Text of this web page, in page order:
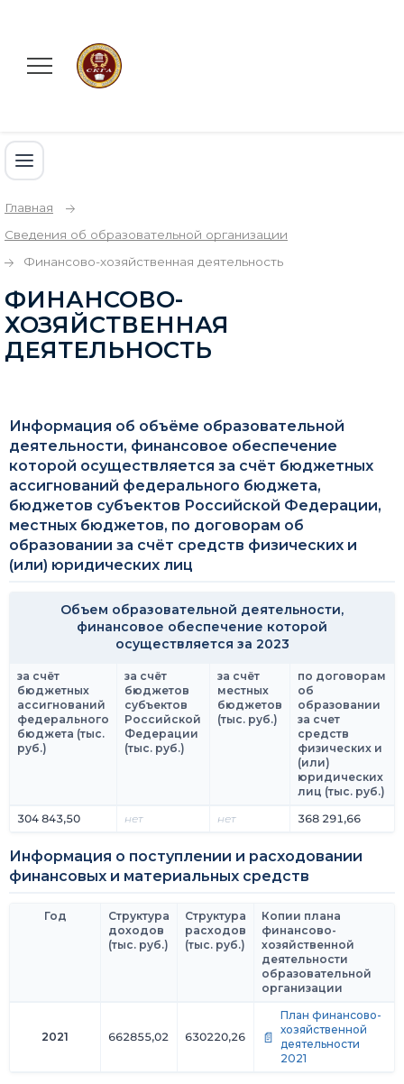
Главная
Сведения об образовательной организации
Финансово-хозяйственная деятельность
ФИНАНСОВО-
ХОЗЯЙСТВЕННАЯ
ДЕЯТЕЛЬНОСТЬ
Информация об объёме образовательной
деятельности, финансовое обеспечение
которой осуществляется за счёт бюджетных
ассигнований федерального бюджета,
бюджетов субъектов Российской Федерации,
местных бюджетов, по договорам об
образовании за счёт средств физических и
(или) юридических лиц
Объем образовательной деятельности,
финансовое обеспечение которой
осуществляется за 2023
за счёт
бюджетных
ассигнований
федерального
бюджета (тыс.
руб.)
за счёт
бюджетов
субъектов
Российской
Федерации
(тыс. руб.)
за счёт
местных
бюджетов
(тыс. руб.)
по договорам
об
образовании
за счет
средств
физических и
(или)
юридических
лиц (тыс. руб.)
304 843,50
нет нет 368 291,66
Информация о поступлении и расходовании
финансовых и материальных средств
Год
Структура
доходов
(тыс. руб.)
Структура
расходов
(тыс. руб.)
Копии плана
финансово-
хозяйственной
деятельности
образовательной
организации
2021 662855,02 630220,26
План финансово-
хозяйственной
деятельности
2021